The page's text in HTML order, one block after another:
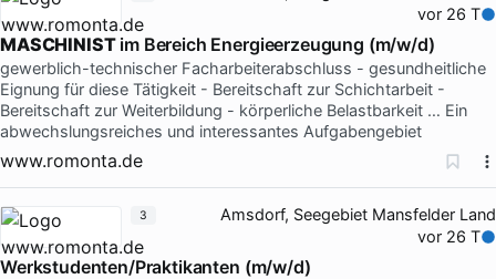
vor 26 T
MASCHINISTim Bereich Energieerzeugung (m/w/d)
gewerblich-technischer Facharbeiterabschluss - gesundheitliche
Eignung für diese Tätigkeit - Bereitschaft zur Schichtarbeit -
Bereitschaft zur Weiterbildung - körperliche Belastbarkeit … Ein
abwechslungsreiches und interessantes Aufgabengebiet
www.romonta.de
Amsdorf, Seegebiet Mansfelder Land
vor 26 T
Werkstudenten/Praktikanten (m/w/d)
3